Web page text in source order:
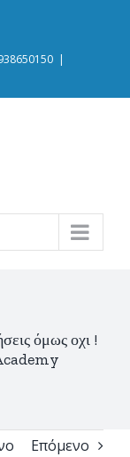
|
όμως οχι !
Επόμενο